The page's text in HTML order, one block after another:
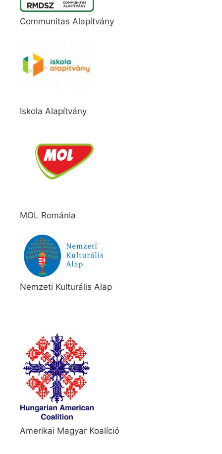
Communitas Alapítvány
Iskola Alapítvány
MOL Románia
Nemzeti Kulturális Alap
Amerikai Magyar Koalíció